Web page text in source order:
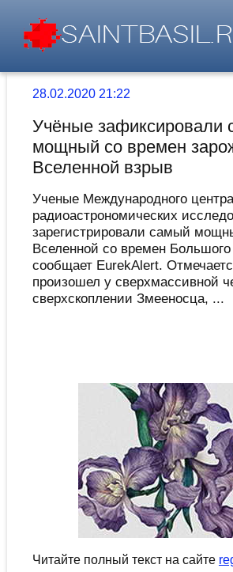
28.02.2020 21:22
Учёные зафиксировали
мощный со времен
Вселенной взрыв
Ученые Международного центра
радиоастрономических
зарегистрировали самый
Вселенной со времен
сообщает EurekAlert.
произошел у сверхмассивной
сверхскоплении Змееносца, ...
Читайте полный текст на сайте